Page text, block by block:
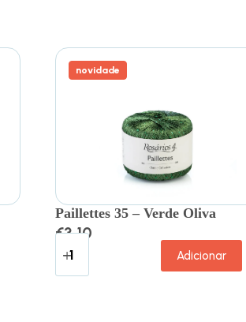
novidade
Paillettes 35 – Verde Oliva
€3.10
Adicionar